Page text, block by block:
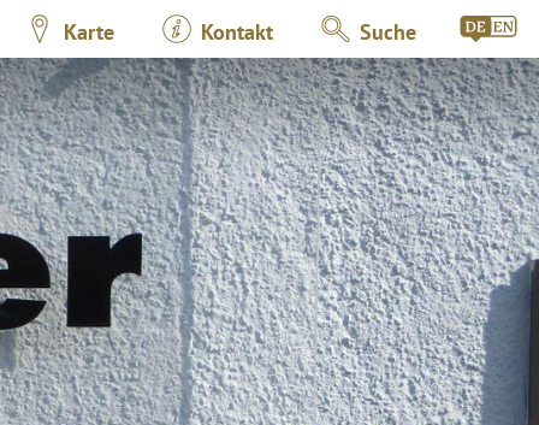
Karte Kontakt Suche